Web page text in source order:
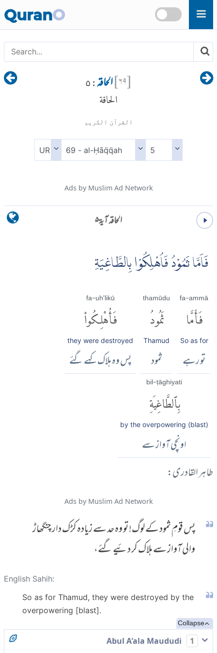
Skip to main content
QuranO
[۶۹]الحاقہ : ۵
الحاقة
القرآن الكريم
Ads by Muslim Ad Network
الحاقہ آية ۵
فَاَمَّا ثَمُوْدُ فَاُهْلِكُوْا بِالطَّاغِيَةِ
fa-ammā
فَأَمَّا
So as for
تو رہے
thamūdu
ثَمُودُ
Thamud
ثمود
fa-uh'likū
فَأُهْلِكُوا۟
they were destroyed
پس وہ ہلاک کہے گئے
bil-ṭāghiyati
بِٱلطَّاغِيَةِ
by the overpowering (blast)
اونچی آواز سے
طاہر القادری:
Ads by Muslim Ad Network
پس قومِ ثمود کے لوگ! تو وہ حد سے زیادہ کڑک دار چنگھاڑ
والی آواز سے ہلاک کر دئیے گئے،
English Sahih:
So as for Thamud, they were destroyed by the
overpowering [blast].
Collapse
1